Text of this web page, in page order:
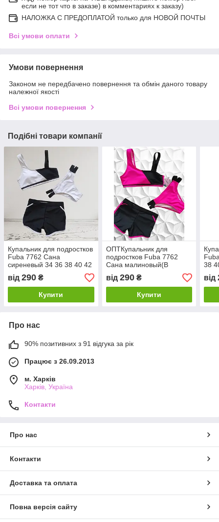
если не тот что в заказе) в комментариях к заказу)
НАЛОЖКА С ПРЕДОПЛАТОЙ только для НОВОЙ ПОЧТЫ
Всі умови оплати
Умови повернення
Законом не передбачено повернення та обмін даного товару
належної якості
Всі умови повернення
Подібні товари компанії
Купальник для подростков
Fuba 7762 Сана
сиреневый 34 36 38 40 42
УКР размеры
від 290 ₴
Купити
ОПТКупальник для
подростков Fuba 7762
Сана малиновый(В
НАЛИЧИИ ТОЛЬКО 34 42
УКР р-ры )
від 290₴
Купити
38
від
Про нас
90% позитивних з 91 відгука за рік
Працює з 26.09.2013
м. Харків
Харків, Україна
Контакти
Про нас
Контакти
Доставка та оплата
Повна версія сайту